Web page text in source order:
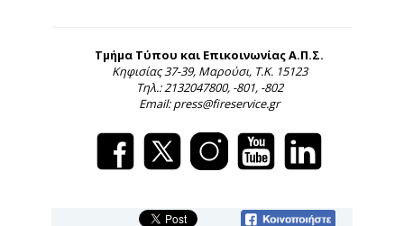
Τμήμα Τύπου και Επικοινωνίας Α.Π.Σ.
Κηφισίας 37-39, Μαρούσι, Τ.Κ. 15123
Τηλ.: 2132047800, -801, -802
Email: press@fireservice.gr